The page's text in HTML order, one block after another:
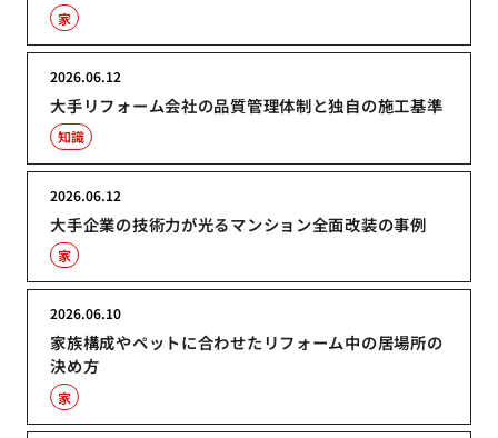
家
大手リフォーム会社の品質管理体制と独自の施工基準
2026.06.12
知識
大手企業の技術力が光るマンション全面改装の事例
2026.06.12
家
家族構成やペットに合わせたリフォーム中の居場所の
決め方
2026.06.10
家